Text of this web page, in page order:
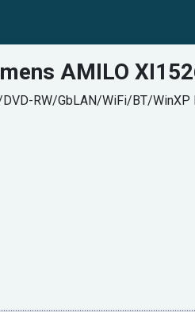
AMILO
RW/GbLAN/WiFi/BT/WinXP